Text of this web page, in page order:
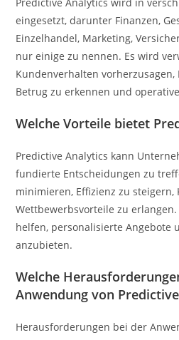
Predictive Analytics wird in
eingesetzt, darunter Finanzen,
Einzelhandel, Marketing,
nur einige zu nennen. Es wird
Kundenverhalten vorherzusagen,
Betrug zu erkennen und
Welche Vorteile bietet
Predictive Analytics kann
fundierte Entscheidungen zu
minimieren, Effizienz zu steigern,
Wettbewerbsvorteile zu
helfen, personalisierte Angebote
anzubieten.
Welche
Anwendung von
Herausforderungen bei der